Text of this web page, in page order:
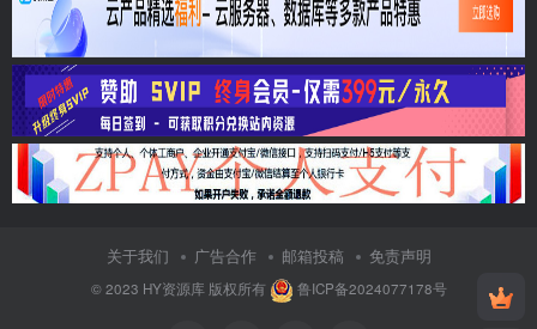
关于我们 广告合作 邮箱投稿 免责声明
© 2023 HY资源库版权所有 鲁ICP备2024077178号